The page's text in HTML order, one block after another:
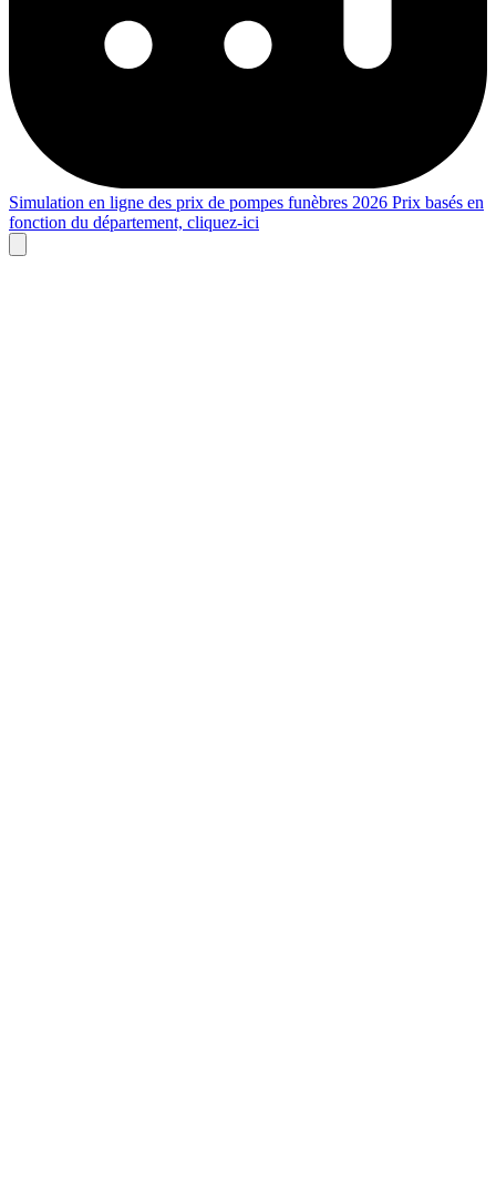
Simulation en ligne des prix de pompes funèbres 2026 Prix basés en
fonction du département, cliquez-ici